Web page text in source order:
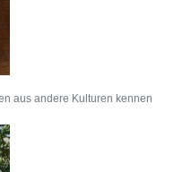
aus andere Kulturen kennen